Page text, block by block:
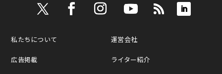
私たちについて
広告掲載
運営会社
ライター紹介